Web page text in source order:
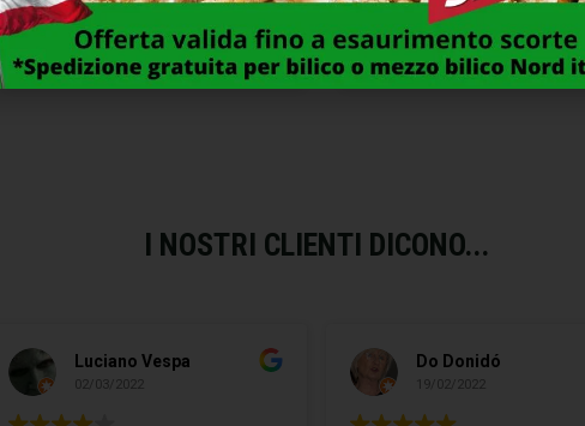
BADILE IMPRESA PUNTA LEGA
SCUDO MASS
18,00€
BADILE IMPRESA PUNTA
FORGIATO 30 EXTRA
23,00€
I NOSTRI CLIENTI DICONO...
Luciano Vespa
02/03/2022
Do Donidó
19/02/2022